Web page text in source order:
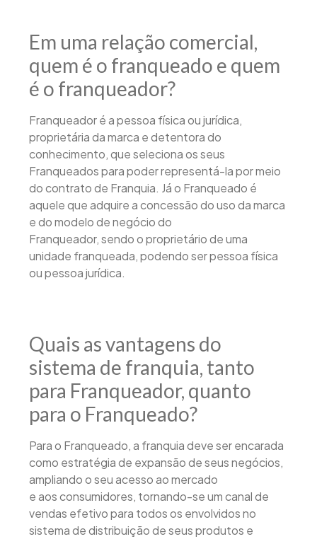
Em uma relação comercial,
quem é o franqueado e quem
é o franqueador?
Franqueador é a pessoa física ou jurídica,
proprietária da marca e detentora do
conhecimento, que seleciona os seus
Franqueados para poder representá-la por meio
do contrato de Franquia. Já o Franqueado é
aquele que adquire a concessão do uso da marca
e do modelo de negócio do
Franqueador, sendo o proprietário de uma
unidade franqueada, podendo ser pessoa física
ou pessoa jurídica.
Quais as vantagens do
sistema de franquia, tanto
para Franqueador, quanto
para o Franqueado?
Para o Franqueado, a franquia deve ser encarada
como estratégia de expansão de seus negócios,
ampliando o seu acesso ao mercado
e aos consumidores, tornando-se um canal de
vendas efetivo para todos os envolvidos no
sistema de distribuição de seus produtos e